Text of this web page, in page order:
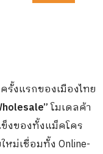
งแรกของเมืองไทย
โมเดลค้า
งของทั้งแม็คโคร
ม่เชื่อมทั้ง Online-